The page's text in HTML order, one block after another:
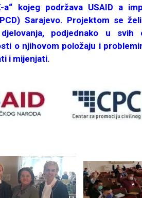
a“ kojeg podržava USAID a
Sarajevo. Projektom se
podjednako u svih
o njihovom položaju i
i mijenjati.